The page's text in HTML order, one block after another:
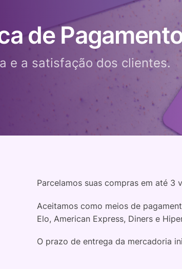
de
e a satisfação dos clientes.
Parcelamos suas compras em até 3
Aceitamos como meios de
Elo, American Express, Diners e
O prazo de entrega da mercadoria